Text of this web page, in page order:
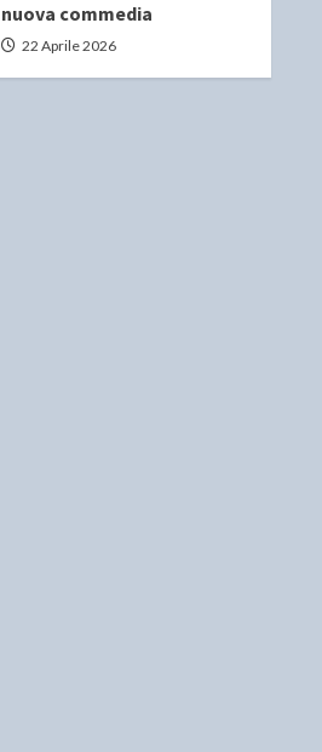
nuova commedia
22 Aprile 2026